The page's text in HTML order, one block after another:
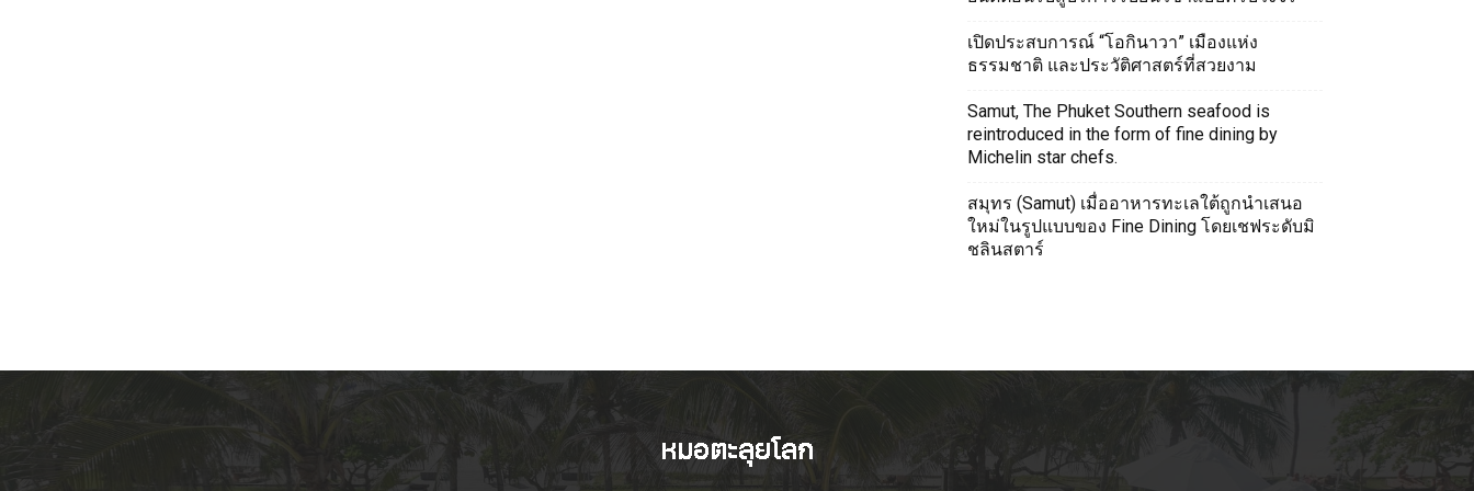
เปิดประสบการณ์ “โอกินาวา” เมืองแห่ง
ธรรมชาติ และประวัติศาสตร์ที่สวยงาม
Samut, The Phuket Southern seafood is
reintroduced in the form of fine dining by
Michelin star chefs.
สมุทร (Samut) เมื่ออาหารทะเลใต้ถูกนำเสนอ
ใหม่ในรูปแบบของ Fine Dining โดยเชฟระดับมิ
ชลินสตาร์